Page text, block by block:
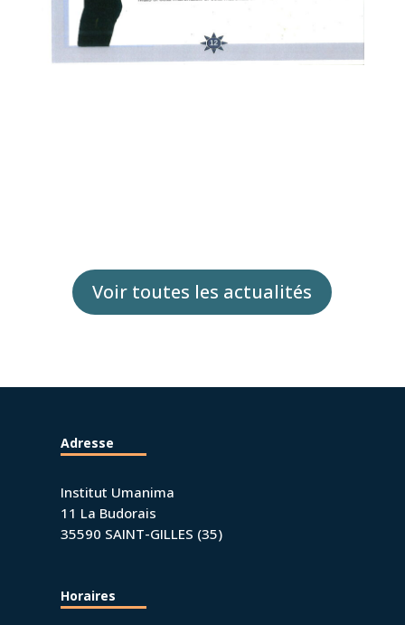
Voir toutes les actualités
Adresse
Institut Umanima
11 La Budorais
35590 SAINT-GILLES (35)
Horaires